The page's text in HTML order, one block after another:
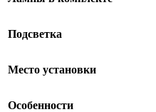
Подсветка
Место установки
Особенности